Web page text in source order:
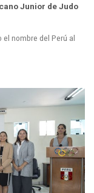
Junior de Judo
el nombre del Perú al